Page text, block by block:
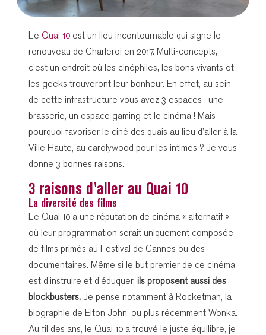
Le Quai 10 est un lieu incontournable qui signe le
renouveau de Charleroi en 2017. Multi-concepts,
c’est un endroit où les cinéphiles, les bons vivants et
les geeks trouveront leur bonheur. En effet, au sein
de cette infrastructure vous avez 3 espaces : une
brasserie, un espace gaming et le cinéma ! Mais
pourquoi favoriser le ciné des quais au lieu d’aller à la
Ville Haute, au carolywood pour les intimes ? Je vous
donne 3 bonnes raisons.
3 raisons d'aller au Quai 10
La diversité des films
Le Quai 10 a une réputation de cinéma « alternatif »
où leur programmation serait uniquement composée
de films primés au Festival de Cannes ou des
documentaires. Même si le but premier de ce cinéma
est d’instruire et d’éduquer, ils proposent aussi des
blockbusters. Je pense notamment à Rocketman, la
biographie de Elton John, ou plus récemment Wonka.
Au fil des ans, le Quai 10 a trouvé le juste équilibre, je